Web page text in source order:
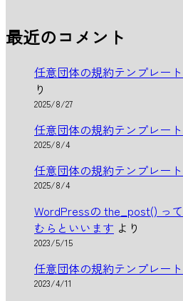
最近のコメント
任意団体の規約テンプレー
り
2025/8/27
任意団体の規約テンプレー
2025/8/4
任意団体の規約テンプレー
2025/8/4
WordPressの the_post() っ
むらといいます より
2023/5/15
任意団体の規約テンプレー
2023/4/11